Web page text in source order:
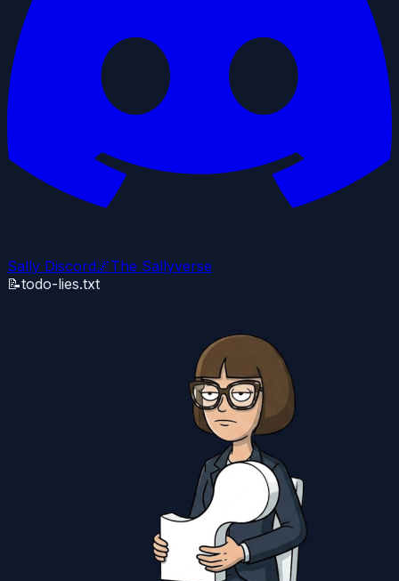
Sally Discord🌌The Sallyverse
📝todo-lies.txt